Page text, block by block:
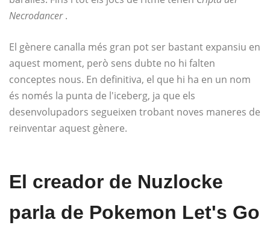
Necrodancer.
El gènere canalla més gran pot ser bastant expansiu en
aquest moment, però sens dubte no hi falten
conceptes nous. En definitiva, el que hi ha en un nom
és només la punta de l'iceberg, ja que els
desenvolupadors segueixen trobant noves maneres de
reinventar aquest gènere.
El creador de Nuzlocke
parla de Pokemon Let's Go